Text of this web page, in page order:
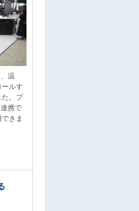
温
ルす
。プ
携で
きま